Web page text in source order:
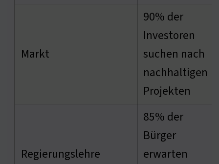
Markt
90% der
Investoren
suchen nach
nachhaltigen
Projekten
Regierungslehre
85% der
Bürger
erwarten